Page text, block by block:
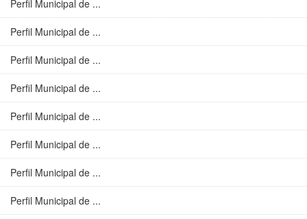
Perfil Municipal de ...
Perfil Municipal de ...
Perfil Municipal de ...
Perfil Municipal de ...
Perfil Municipal de ...
Perfil Municipal de ...
Perfil Municipal de ...
Perfil Municipal de ...